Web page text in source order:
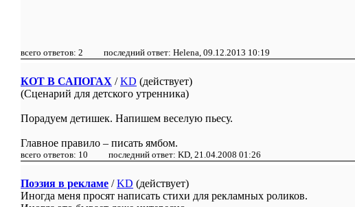
всего ответов: 2 последний ответ: Helena, 09.12.2013 10:19
КОТ В САПОГАХ /KD (действует)
(Сценарий для детского утренника)
Порадуем детишек. Напишем веселую пьесу.
Главное правило – писать ямбом.
всего ответов: 10 последний ответ: KD, 21.04.2008 01:26
Поэзия в рекламе /KD (действует)
Иногда меня просят написать стихи для рекламных роликов.